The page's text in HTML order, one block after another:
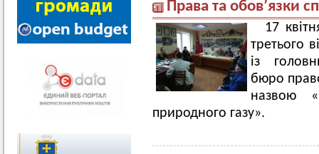
Права та обов’язки
17
третього
із
бюро
назвою
природного газу».